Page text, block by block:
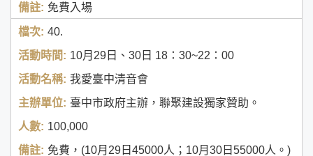
免費入場
40.
10月29日、30日 18：30~22：00
我愛臺中清音會
臺中市政府主辦，聯聚建設獨家贊助。
100,000
免費，(10月29日45000人；10月30日55000人。)